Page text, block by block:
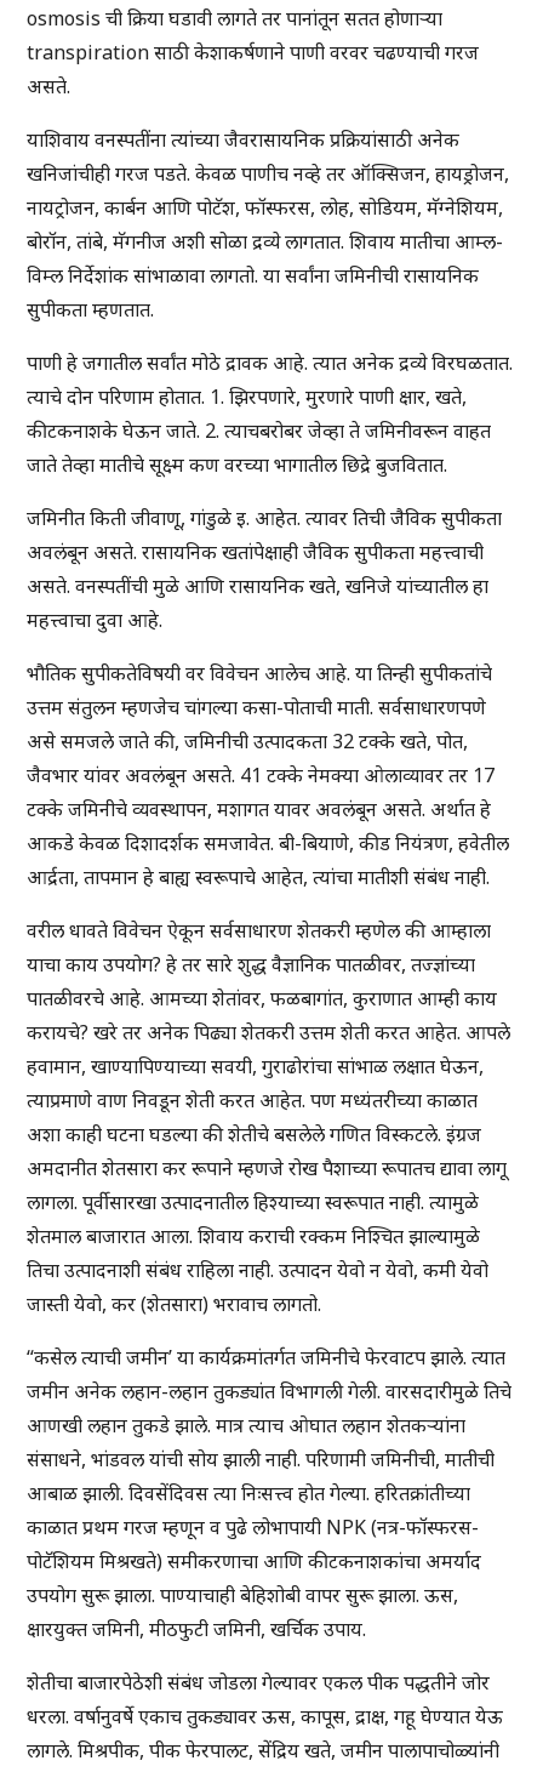
osmosis ची क्रिया घडावी लागते तर पानांतून सतत होणाऱ्या
transpiration साठी केशाकर्षणाने पाणी वरवर चढण्याची गरज
असते.
याशिवाय वनस्पतींना त्यांच्या जैवरासायनिक प्रक्रियांसाठी अनेक
खनिजांचीही गरज पडते. केवळ पाणीच नव्हे तर ऑक्सिजन, हायड्रोजन,
नायट्रोजन, कार्बन आणि पोटॅश, फॉस्फरस, लोह, सोडियम, मॅग्नेशियम,
बोरॉन, तांबे, मॅगनीज अशी सोळा द्रव्ये लागतात. शिवाय मातीचा आम्ल-
विम्ल निर्देशांक सांभाळावा लागतो. या सर्वांना जमिनीची रासायनिक
सुपीकता म्हणतात.
पाणी हे जगातील सर्वांत मोठे द्रावक आहे. त्यात अनेक द्रव्ये विरघळतात.
त्याचे दोन परिणाम होतात. 1. झिरपणारे, मुरणारे पाणी क्षार, खते,
कीटकनाशके घेऊन जाते. 2. त्याचबरोबर जेव्हा ते जमिनीवरून वाहत
जाते तेव्हा मातीचे सूक्ष्म कण वरच्या भागातील छिद्रे बुजवितात.
जमिनीत किती जीवाणू, गांडुळे इ. आहेत. त्यावर तिची जैविक सुपीकता
अवलंबून असते. रासायनिक खतांपेक्षाही जैविक सुपीकता महत्त्वाची
असते. वनस्पतींची मुळे आणि रासायनिक खते, खनिजे यांच्यातील हा
महत्त्वाचा दुवा आहे.
भौतिक सुपीकतेविषयी वर विवेचन आलेच आहे. या तिन्ही सुपीकतांचे
उत्तम संतुलन म्हणजेच चांगल्या कसा-पोताची माती. सर्वसाधारणपणे
असे समजले जाते की, जमिनीची उत्पादकता 32 टक्के खते, पोत,
जैवभार यांवर अवलंबून असते. 41 टक्के नेमक्या ओलाव्यावर तर 17
टक्के जमिनीचे व्यवस्थापन, मशागत यावर अवलंबून असते. अर्थात हे
आकडे केवळ दिशादर्शक समजावेत. बी-बियाणे, कीड नियंत्रण, हवेतील
आर्द्रता, तापमान हे बाह्य स्वरूपाचे आहेत, त्यांचा मातीशी संबंध नाही.
वरील धावते विवेचन ऐकून सर्वसाधारण शेतकरी म्हणेल की आम्हाला
याचा काय उपयोग? हे तर सारे शुद्ध वैज्ञानिक पातळीवर, तज्ज्ञांच्या
पातळीवरचे आहे. आमच्या शेतांवर, फळबागांत, कुराणात आम्ही काय
करायचे? खरे तर अनेक पिढ्या शेतकरी उत्तम शेती करत आहेत. आपले
हवामान, खाण्यापिण्याच्या सवयी, गुराढोरांचा सांभाळ लक्षात घेऊन,
त्याप्रमाणे वाण निवडून शेती करत आहेत. पण मध्यंतरीच्या काळात
अशा काही घटना घडल्या की शेतीचे बसलेले गणित विस्कटले. इंग्रज
अमदानीत शेतसारा कर रूपाने म्हणजे रोख पैशाच्या रूपातच द्यावा लागू
लागला. पूर्वीसारखा उत्पादनातील हिश्याच्या स्वरूपात नाही. त्यामुळे
शेतमाल बाजारात आला. शिवाय कराची रक्कम निश्चित झाल्यामुळे
तिचा उत्पादनाशी संबंध राहिला नाही. उत्पादन येवो न येवो, कमी येवो
जास्ती येवो, कर (शेतसारा) भरावाच लागतो.
“कसेल त्याची जमीन’ या कार्यक्रमांतर्गत जमिनीचे फेरवाटप झाले. त्यात
जमीन अनेक लहान-लहान तुकड्यांत विभागली गेली. वारसदारीमुळे तिचे
आणखी लहान तुकडे झाले. मात्र त्याच ओघात लहान शेतकऱ्यांना
संसाधने, भांडवल यांची सोय झाली नाही. परिणामी जमिनीची, मातीची
आबाळ झाली. दिवसेंदिवस त्या निःसत्त्व होत गेल्या. हरितक्रांतीच्या
काळात प्रथम गरज म्हणून व पुढे लोभापायी NPK (नत्र-फॉस्फरस-
पोटॅशियम मिश्रखते) समीकरणाचा आणि कीटकनाशकांचा अमर्याद
उपयोग सुरू झाला. पाण्याचाही बेहिशोबी वापर सुरू झाला. ऊस,
क्षारयुक्त जमिनी, मीठफुटी जमिनी, खर्चिक उपाय.
शेतीचा बाजारपेठेशी संबंध जोडला गेल्यावर एकल पीक पद्धतीने जोर
धरला. वर्षानुवर्षे एकाच तुकड्यावर ऊस, कापूस, द्राक्ष, गहू घेण्यात येऊ
लागले. मिश्रपीक, पीक फेरपालट, सेंद्रिय खते, जमीन पालापाचोळ्यांनी